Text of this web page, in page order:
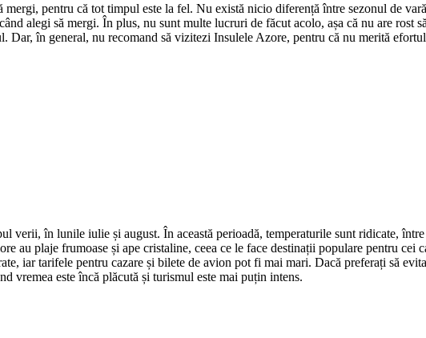
pentru că tot timpul este la fel. Nu există nicio diferență între sezonul de
alegi să mergi. În plus, nu sunt multe lucruri de făcut acolo, așa că nu are rost
în general, nu recomand să vizitezi Insulele Azore, pentru că nu merită
verii, în lunile iulie și august. În această perioadă, temperaturile sunt ridicate,
au plaje frumoase și ape cristaline, ceea ce le face destinații populare pentru cei
iar tarifele pentru cazare și bilete de avion pot fi mai mari. Dacă preferați să
vremea este încă plăcută și turismul este mai puțin intens.